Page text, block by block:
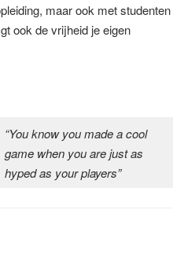
maar ook met studenten
ook de vrijheid je eigen
“You know you made a cool
game when you are just as
hyped as your players”